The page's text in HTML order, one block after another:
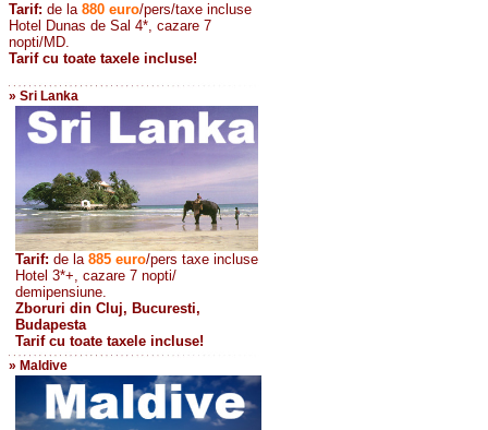
Tarif: de la 880 euro/pers/taxe incluse
Hotel Dunas de Sal 4*, cazare 7
nopti/MD.
Tarif cu toate taxele incluse!
» Sri Lanka
Tarif: de la 885 euro/pers taxe incluse
Hotel 3*+, cazare 7 nopti/
demipensiune.
Zboruri din Cluj, Bucuresti,
Budapesta
Tarif cu toate taxele incluse!
» Maldive